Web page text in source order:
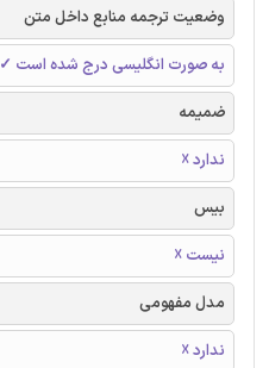
وضعیت ترجمه منابع داخل متن
به صورت انگلیسی درج شده است ✓
ضمیمه
ندارد ☓
بیس
نیست ☓
مدل مفهومی
ندارد ☓